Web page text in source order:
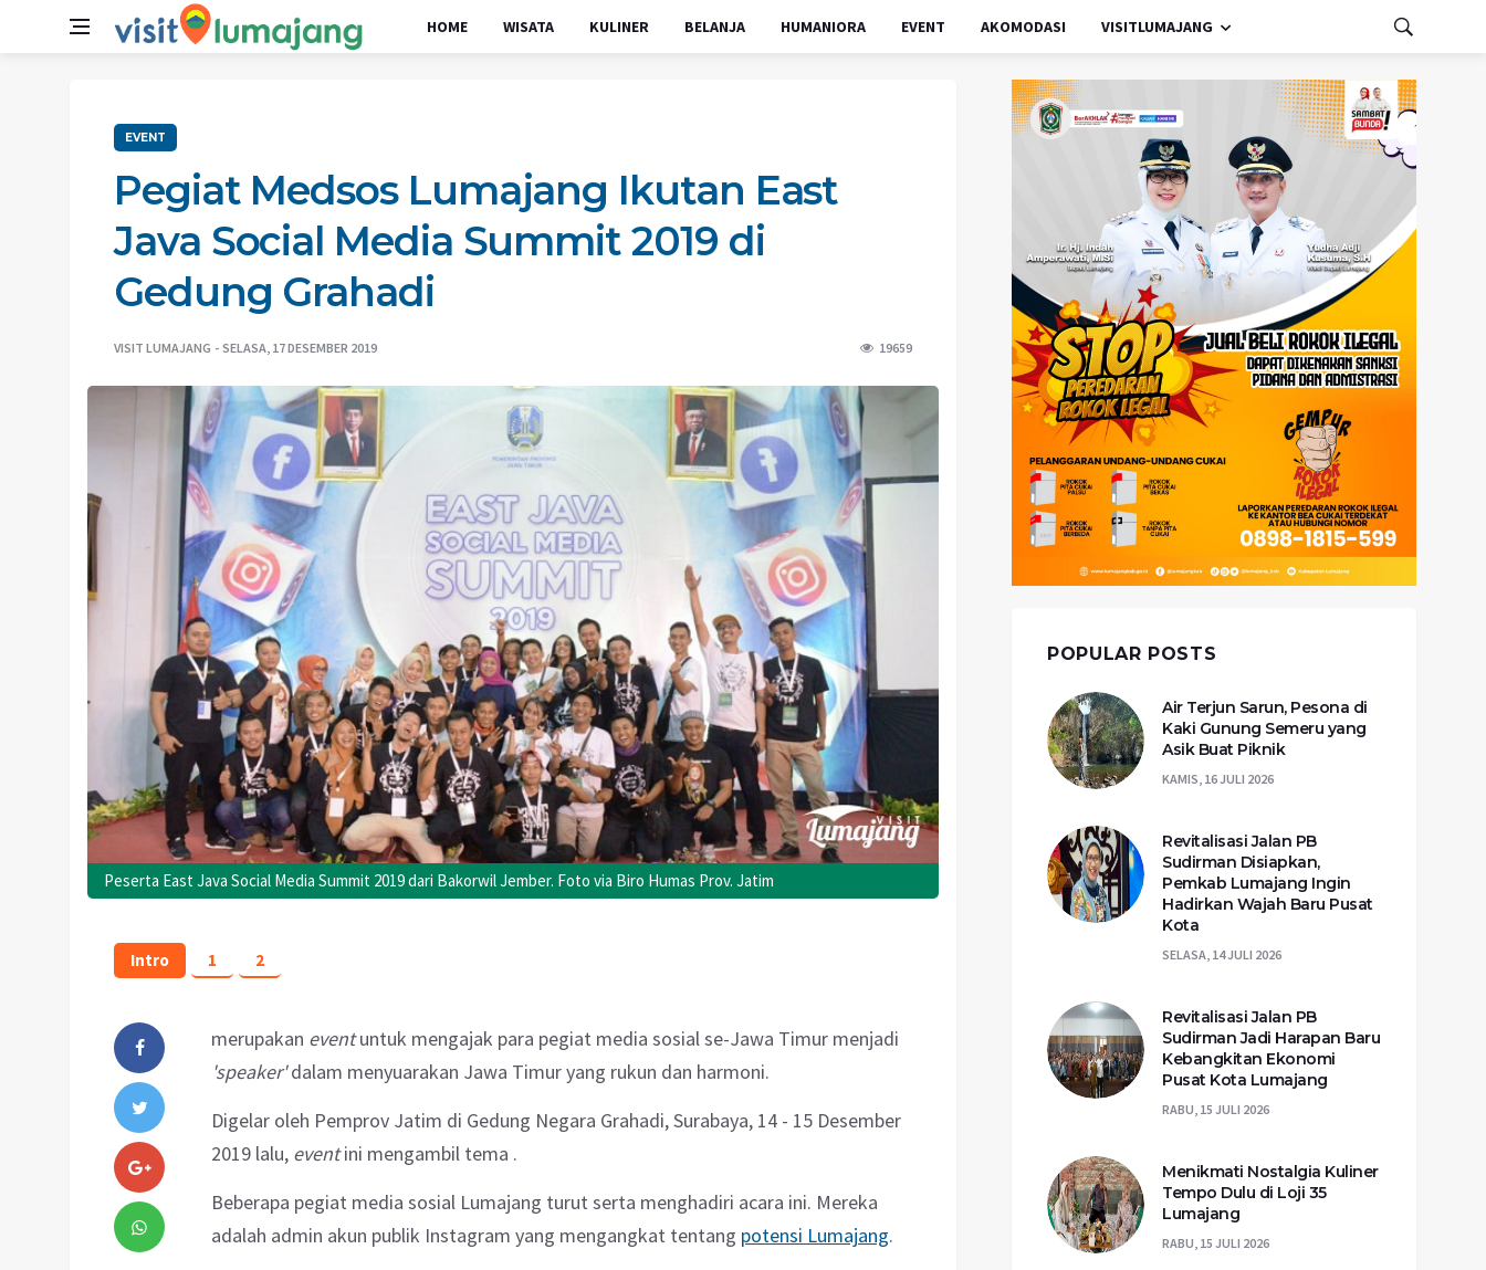
HOME WISATA KULINER BELANJA HUMANIORA EVENT AKOMODASI VISITLUMAJANG
EVENT
Pegiat Medsos Lumajang Ikutan East
Java Social Media Summit 2019 di
Gedung Grahadi
VISIT LUMAJANG SELASA, 17 DESEMBER 2019 19659
Peserta East Java Social Media Summit 2019 dari Bakorwil Jember. Foto via Biro Humas Prov. Jatim
Intro 1 2
merupakan eventuntuk mengajak para pegiat media sosial se-Jawa Timur menjadi
'speaker'dalam menyuarakan Jawa Timur yang rukun dan harmoni.
Digelar oleh Pemprov Jatim di Gedung Negara Grahadi, Surabaya, 14 - 15 Desember
2019 lalu, eventini mengambil tema .
Beberapa pegiat media sosial Lumajang turut serta menghadiri acara ini. Mereka
adalah admin akun publik Instagram yang mengangkat tentang potensi Lumajang.
POPULAR POSTS
Air Terjun Sarun, Pesona di
Kaki Gunung Semeru yang
Asik Buat Piknik
KAMIS, 16 JULI 2026
Revitalisasi Jalan PB
Sudirman Disiapkan,
Pemkab Lumajang Ingin
Hadirkan Wajah Baru Pusat
Kota
SELASA, 14 JULI 2026
Revitalisasi Jalan PB
Sudirman Jadi Harapan Baru
Kebangkitan Ekonomi
Pusat Kota Lumajang
RABU, 15 JULI 2026
Menikmati Nostalgia Kuliner
Tempo Dulu di Loji 35
Lumajang
RABU, 15 JULI 2026